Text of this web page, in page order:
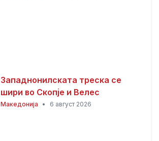
Западнонилската треска се
шири во Скопје и Велес
Македонија • 6 август 2026